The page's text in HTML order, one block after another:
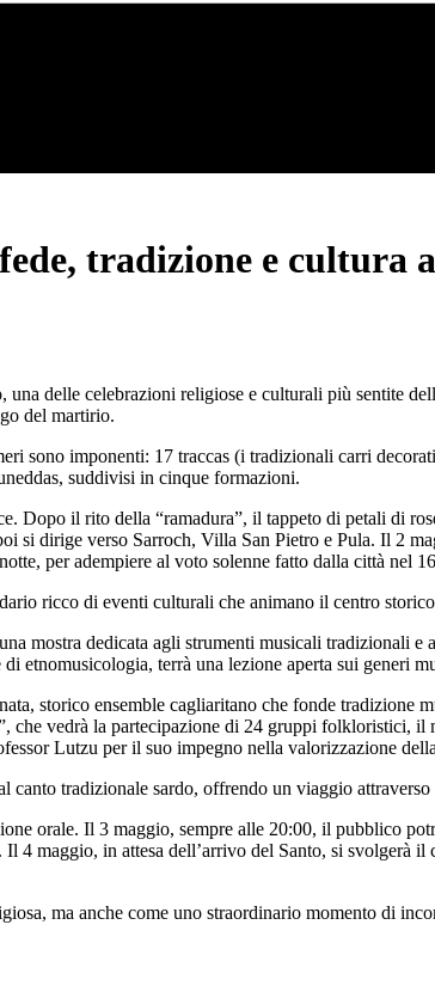
tradizione e cultura
delle celebrazioni religiose e culturali più sentite
del martirio.
sono imponenti: 17 traccas (i tradizionali carri
suddivisi in cinque formazioni.
Dopo il rito della “ramadura”, il tappeto di petali di
si dirige verso Sarroch, Villa San Pietro e Pula. Il 2
per adempiere al voto solenne fatto dalla città nel
ricco di eventi culturali che animano il centro
mostra dedicata agli strumenti musicali tradizionali
etnomusicologia, terrà una lezione aperta sui generi
storico ensemble cagliaritano che fonde tradizione
che vedrà la partecipazione di 24 gruppi folkloristici,
Lutzu per il suo impegno nella valorizzazione
tradizionale sardo, offrendo un viaggio attraverso
orale. Il 3 maggio, sempre alle 20:00, il pubblico
maggio, in attesa dell’arrivo del Santo, si svolgerà
ma anche come uno straordinario momento di